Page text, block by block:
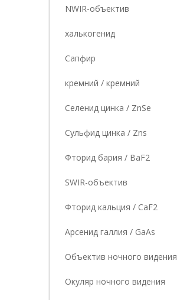
NWIR-объектив
халькогенид
Сапфир
кремний / кремний
Селенид цинка / ZnSe
Сульфид цинка / Zns
Фторид бария / BaF2
SWIR-объектив
Фторид кальция / CaF2
Арсенид галлия / GaAs
Объектив ночного видения
Окуляр ночного видения